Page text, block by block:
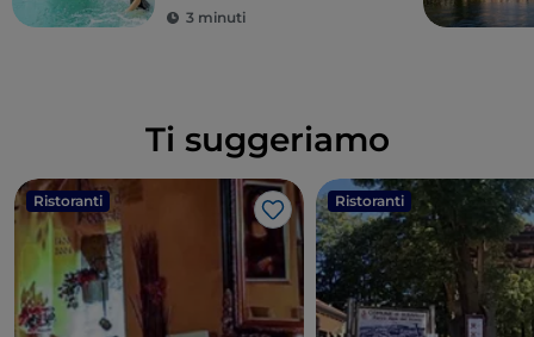
3 minuti
Ti suggeriamo
Ristoranti
Like
Ristoranti